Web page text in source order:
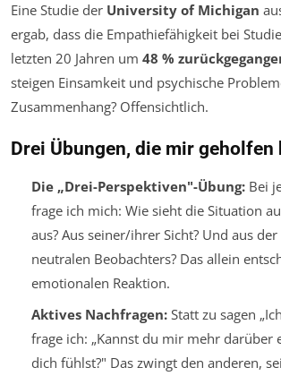
Eine Studie der University of Michigan
ergab, dass die Empathiefähigkeit bei
letzten 20 Jahren um 48 %
steigen Einsamkeit und psychische
Zusammenhang? Offensichtlich.
Drei Übungen, die mir geholfen
Die „Drei-Perspektiven"-Übung:Bei
frage ich mich: Wie sieht die Situation
aus? Aus seiner/ihrer Sicht? Und aus der
neutralen Beobachters? Das allein
emotionalen Reaktion.
Aktives Nachfragen:Statt zu sagen
frage ich: „Kannst du mir mehr darüber
dich fühlst?" Das zwingt den anderen,